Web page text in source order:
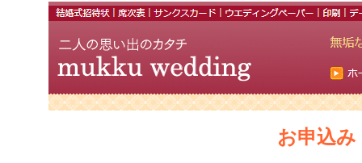
お申込